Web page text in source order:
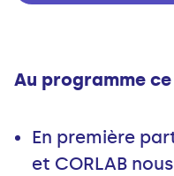
Au programme
En première
et CORLAB